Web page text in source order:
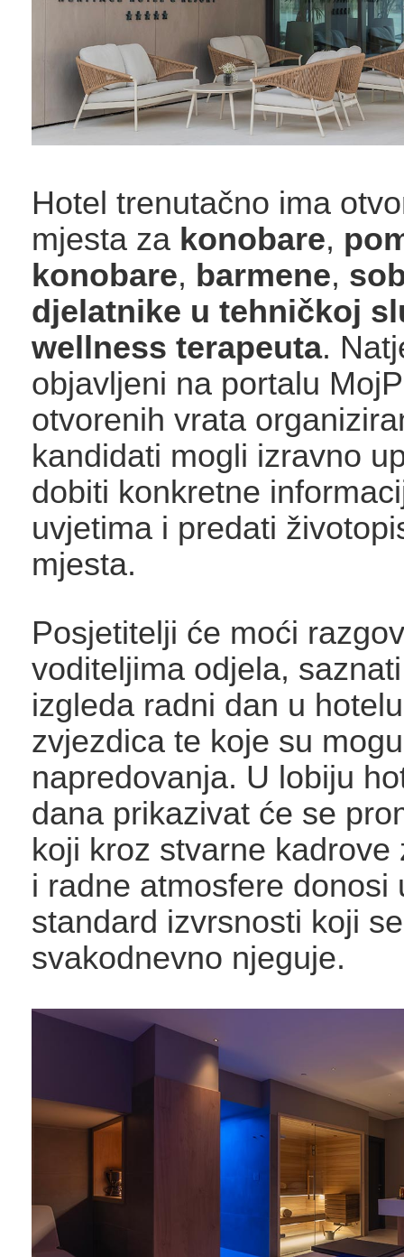
Hotel trenutačno ima
mjesta za konobare,
konobare, barmene,
djelatnike u tehničkoj
wellness terapeuta.
objavljeni na portalu
otvorenih vrata
kandidati mogli izravno
dobiti konkretne
uvjetima i predati
mjesta.
Posjetitelji će moći
voditeljima odjela,
izgleda radni dan u
zvjezdica te koje su
napredovanja. U lobiju
dana prikazivat će se
koji kroz stvarne kadrove
i radne atmosfere donosi
standard izvrsnosti koji se
svakodnevno njeguje.